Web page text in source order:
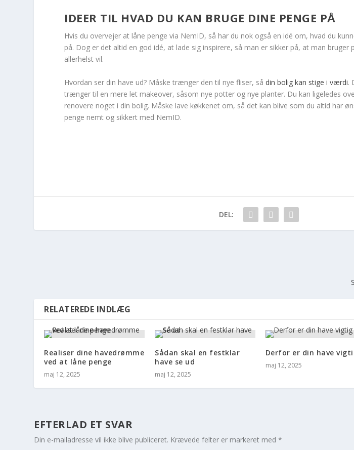
IDEER TIL HVAD DU KAN BRUGE DINE PENGE PÅ
Hvis du overvejer at låne penge via NemID, så har du nok også en idé om, hvad du
på. Dog er det altid en god idé, at lade sig inspirere, så man er sikker på, at man bruger
allerhelst vil.
Hvordan ser din have ud? Måske trænger den til nye fliser, så din bolig kan stige i værdi.
trænger til en mere let makeover, såsom nye potter og nye planter. Du kan ligeledes
renovere noget i din bolig. Måske lave køkkenet om, så det kan blive som du altid har
penge nemt og sikkert med NemID.
DEL:
RELATEREDE INDLÆG
Realiser dine havedrømme
ved at låne penge
maj 12, 2025
Sådan skal en festklar
have se ud
maj 12, 2025
Derfor er din have
maj 12, 2025
EFTERLAD ET SVAR
Din e-mailadresse vil ikke blive publiceret. Krævede felter er markeret med*